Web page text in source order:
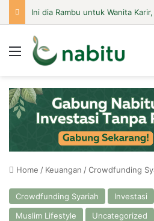
Ini dia Rambu untuk Wanita
Menu
Home / Keuangan /Crowdfunding
Crowdfunding Syariah Investasi
Muslim Lifestyle
Uncategorized